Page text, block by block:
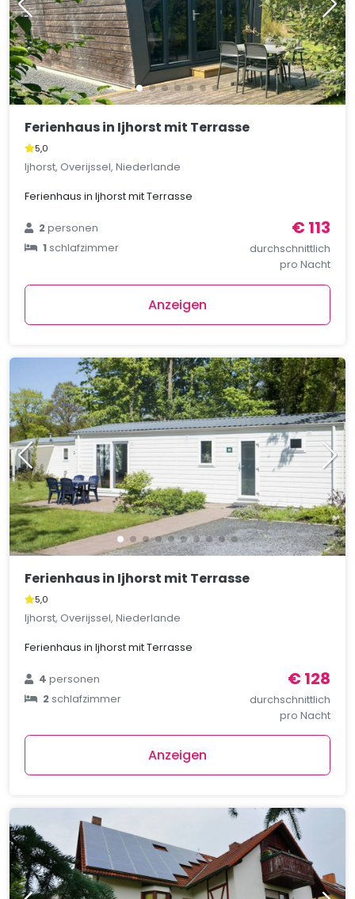
Ferienhaus in Ijhorst mit Terrasse
5,0
Ijhorst, Overijssel, Niederlande
Ferienhaus in Ijhorst mit Terrasse
2personen
1schlafzimmer
€ 113
durchschnittlich
pro Nacht
Anzeigen
Ferienhaus in Ijhorst mit Terrasse
5,0
Ijhorst, Overijssel, Niederlande
Ferienhaus in Ijhorst mit Terrasse
4personen
2schlafzimmer
€ 128
durchschnittlich
pro Nacht
Anzeigen